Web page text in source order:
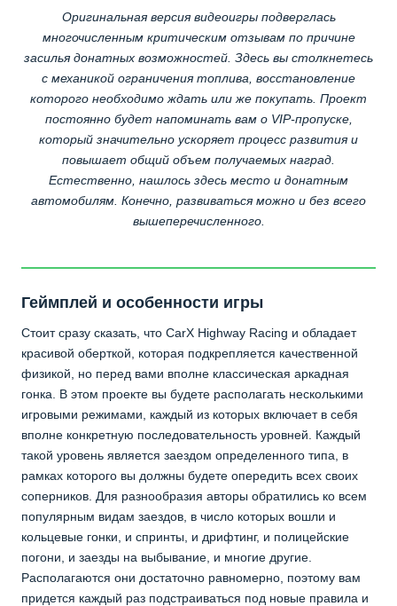
Оригинальная версия видеоигры подверглась
многочисленным критическим отзывам по причине
засилья донатных возможностей. Здесь вы столкнетесь
с механикой ограничения топлива, восстановление
которого необходимо ждать или же покупать. Проект
постоянно будет напоминать вам о VIP-пропуске,
который значительно ускоряет процесс развития и
повышает общий объем получаемых наград.
Естественно, нашлось здесь место и донатным
автомобилям. Конечно, развиваться можно и без всего
вышеперечисленного.
Геймплей и особенности игры
Стоит сразу сказать, что CarX Highway Racing и обладает
красивой оберткой, которая подкрепляется качественной
физикой, но перед вами вполне классическая аркадная
гонка. В этом проекте вы будете располагать несколькими
игровыми режимами, каждый из которых включает в себя
вполне конкретную последовательность уровней. Каждый
такой уровень является заездом определенного типа, в
рамках которого вы должны будете опередить всех своих
соперников. Для разнообразия авторы обратились ко всем
популярным видам заездов, в число которых вошли и
кольцевые гонки, и спринты, и дрифтинг, и полицейские
погони, и заезды на выбывание, и многие другие.
Располагаются они достаточно равномерно, поэтому вам
придется каждый раз подстраиваться под новые правила и